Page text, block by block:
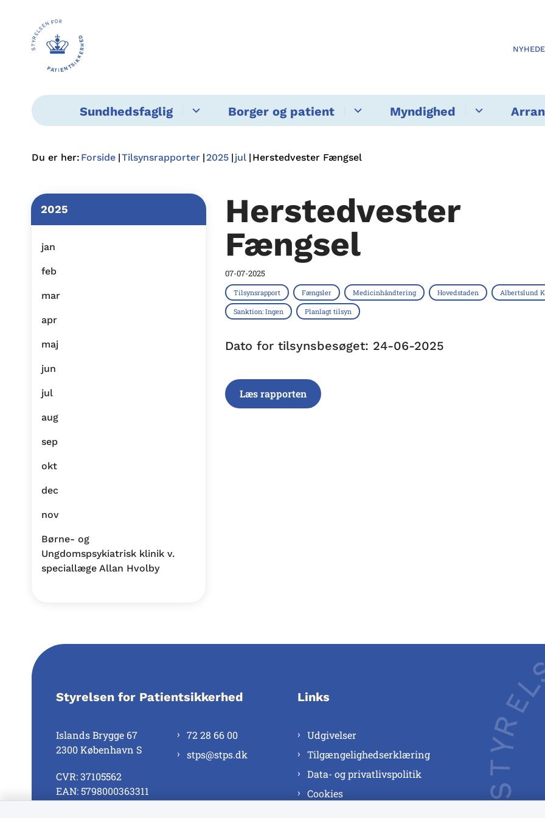
Sundhedsfaglig Borger og patient Myndighed
Du er her: Forside Tilsynsrapporter 2025 jul Herstedvester Fængsel
2025
jan
feb
mar
apr
maj
jun
jul
aug
sep
okt
dec
nov
Børne- og
Ungdomspsykiatrisk klinik v.
speciallæge Allan Hvolby
Herstedvester
Fængsel
07-07-2025
Tilsynsrapport Fængsler Medicinhåndtering Hovedstaden Albertslund
Sanktion: Ingen Planlagt tilsyn
Dato for tilsynsbesøget: 24-06-2025
Læs rapporten
Styrelsen for Patientsikkerhed
Islands Brygge 67
2300 København S
CVR: 37105562
EAN: 5798000363311
72 28 66 00
stps@stps.dk
Links
Udgivelser
Tilgængelighedserklæring
Data- og privatlivspolitik
Cookies